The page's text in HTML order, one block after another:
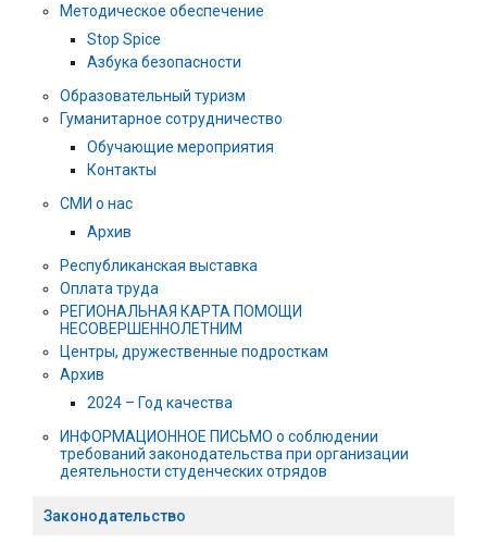
Методическое обеспечение
Stop Spice
Азбука безопасности
Образовательный туризм
Гуманитарное сотрудничество
Обучающие мероприятия
Контакты
СМИ о нас
Архив
Республиканская выставка
Оплата труда
РЕГИОНАЛЬНАЯ КАРТА ПОМОЩИ
НЕСОВЕРШЕННОЛЕТНИМ
Центры, дружественные подросткам
Архив
2024 – Год качества
ИНФОРМАЦИОННОЕ ПИСЬМО о соблюдении
требований законодательства при организации
деятельности студенческих отрядов
Законодательство